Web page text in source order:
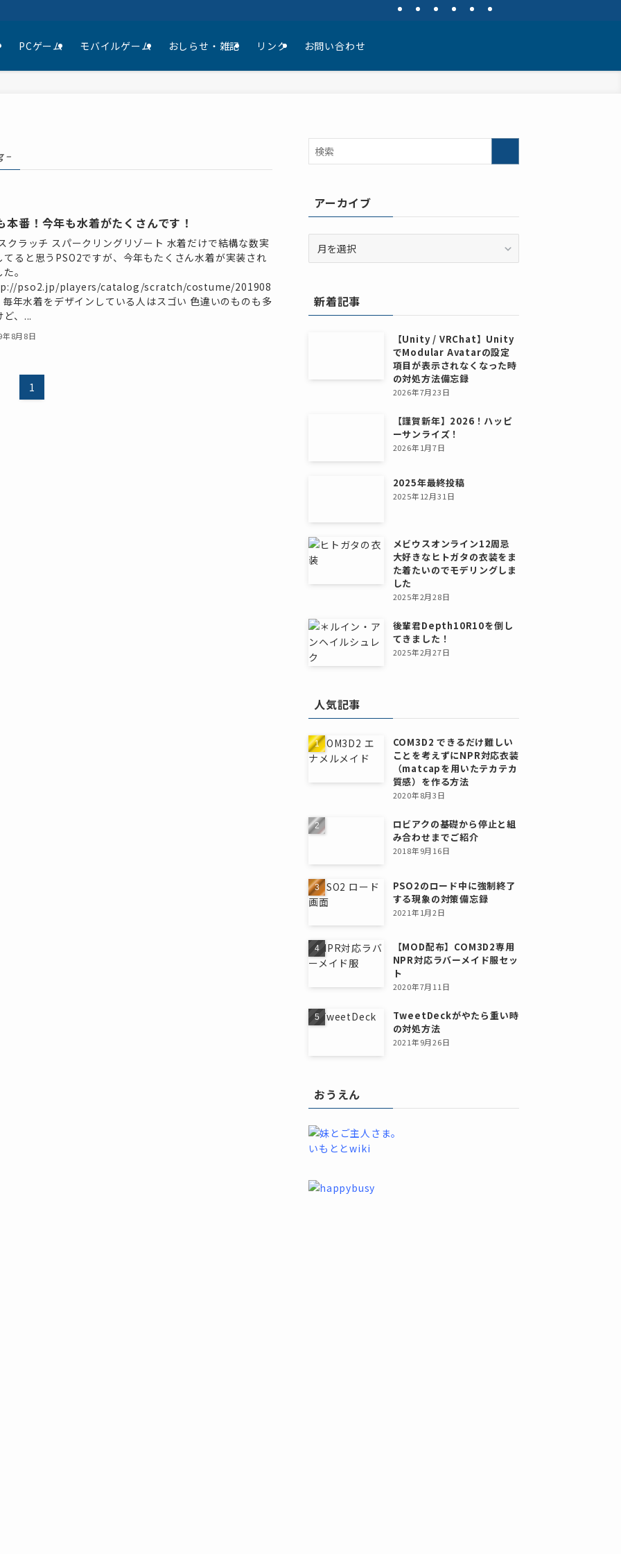
PCゲーム モバイルゲーム おしらせ・雑記 リンク お問い合わせ
–
本番！今年も水着がたくさんです！
クラッチ スパークリングリゾート 水着だけで結構な数実
てると思うPSO2ですが、今年もたくさん水着が実装され
。
pso2.jp/players/catalog/scratch/costume/201908
年水着をデザインしている人はスゴい 色違いのものも多
ど、...
年8月8日
1
アーカイブ
ー
ブ
新着記事
【Unity / VRChat】Unity
でModular Avatarの設定
項目が表示されなくなった時
の対処方法備忘録
2026年7月23日
【謹賀新年】2026！ハッピ
ーサンライズ！
2026年1月7日
2025年最終投稿
2025年12月31日
メビウスオンライン12周忌
大好きなヒトガタの衣装をま
た着たいのでモデリングしま
した
2025年2月28日
後輩君Depth10R10を倒し
てきました！
2025年2月27日
人気記事
COM3D2 できるだけ難しい
ことを考えずにNPR対応衣装
（matcapを用いたテカテカ
質感）を作る方法
2020年8月3日
ロビアクの基礎から停止と組
み合わせまでご紹介
2018年9月16日
PSO2のロード中に強制終了
する現象の対策備忘録
2021年1月2日
【MOD配布】COM3D2専用
NPR対応ラバーメイド服セッ
ト
2020年7月11日
TweetDeckがやたら重い時
の対処方法
2021年9月26日
おうえん
いもととwiki